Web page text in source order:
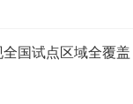
国试点区域全覆盖